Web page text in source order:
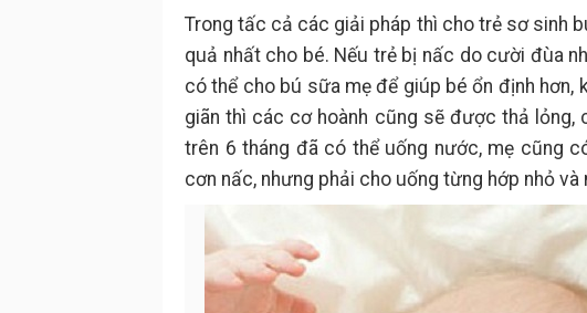
Trong tấc cả các giải pháp thì cho trẻ sơ sinh
quả nhất cho bé. Nếu trẻ bị nấc do cười đùa
có thể cho bú sữa mẹ để giúp bé ổn định
giãn thì các cơ hoành cũng sẽ được thả lỏng,
trên 6 tháng đã có thể uống nước, mẹ cũng
cơn nấc, nhưng phải cho uống từng hớp nhỏ